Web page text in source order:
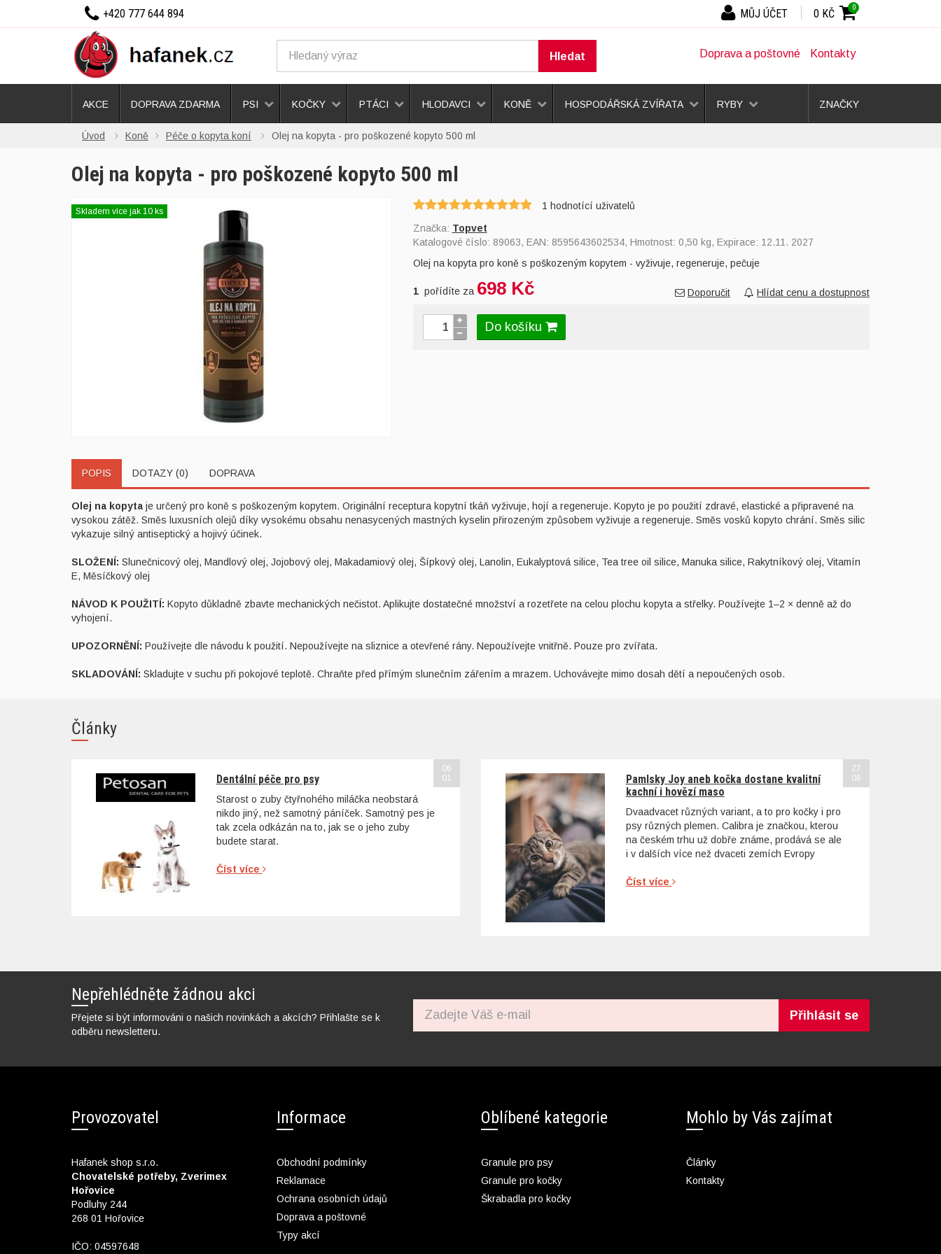
Hledat Doprava a poštovné Kontakty
Úvod Koně Péče o kopyta koní Olej na kopyta - pro poškozené kopyto 500 ml
Olej na kopyta - pro poškozené kopyto 500 ml
Skladem více jak 10 ks 1 hodnotící uživatelů
Značka: Topvet
Katalogové číslo: 89063, EAN: 8595643602534, Hmotnost: 0,50 kg, Expirace: 12.11. 2027
Olej na kopyta pro koně s poškozeným kopytem - vyživuje, regeneruje, pečuje
Doporučit Hlídat cenu a dostupnost
1 pořídíte za 698 Kč
Do košíku
POPIS DOTAZY (0) DOPRAVA
Olej na kopyta je určený pro koně s poškozeným kopytem. Originální receptura kopytní tkáň vyživuje, hojí a regeneruje. Kopyto je po použití zdravé, elastické a připravené na
vysokou zátěž. Směs luxusních olejů díky vysokému obsahu nenasycených mastných kyselin přirozeným způsobem vyživuje a regeneruje. Směs vosků kopyto chrání. Směs silic
vykazuje silný antiseptický a hojivý účinek.
SLOŽENÍ: Slunečnicový olej, Mandlový olej, Jojobový olej, Makadamiový olej, Šípkový olej, Lanolin, Eukalyptová silice, Tea tree oil silice, Manuka silice, Rakytníkový olej, Vitamín
E, Měsíčkový olej
NÁVOD K POUŽITÍ: Kopyto důkladně zbavte mechanických nečistot. Aplikujte dostatečné množství a rozetřete na celou plochu kopyta a střelky. Používejte 1–2 × denně až do
vyhojení.
UPOZORNĚNÍ: Používejte dle návodu k použití. Nepoužívejte na sliznice a otevřené rány. Nepoužívejte vnitřně. Pouze pro zvířata.
SKLADOVÁNÍ: Skladujte v suchu při pokojové teplotě. Chraňte před přímým slunečním zářením a mrazem. Uchovávejte mimo dosah dětí a nepoučených osob.
Články
Dentální péče pro psy
Starost o zuby čtyřnohého miláčka neobstará
nikdo jiný, než samotný páníček. Samotný pes je
tak zcela odkázán na to, jak se o jeho zuby
budete starat.
Číst více
06
01
Pamlsky Joy aneb kočka dostane kvalitní
kachní i hovězí maso
Dvaadvacet různých variant, a to pro kočky i pro
psy různých plemen. Calibra je značkou, kterou
na českém trhu už dobře známe, prodává se ale
i v dalších více než dvaceti zemích Evropy
Číst více
27
08
Nepřehlédněte žádnou akci
Přejete si být informováni o našich novinkách a akcích? Přihlašte se k
odběru newsletteru.
Přihlásit se
Provozovatel
Hafanek shop s.r.o.
Chovatelské potřeby, Zverimex
Hořovice
Podluhy 244
268 01 Hořovice
IČO: 04597648
Informace
Obchodní podmínky
Reklamace
Ochrana osobních údajů
Doprava a poštovné
Typy akcí
Oblíbené kategorie
Granule pro psy
Granule pro kočky
Škrabadla pro kočky
Mohlo by Vás zajímat
Články
Kontakty
AKCE DOPRAVA ZDARMA PSI KOČKY PTÁCI HLODAVCI KONĚ HOSPODÁŘSKÁ ZVÍŘATA RYBY ZNAČKY
0 KČ 0
MŮJ ÚČET
+420 777 644 894